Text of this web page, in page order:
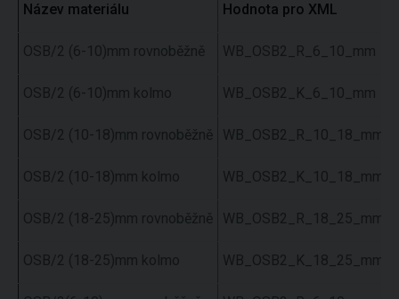
Název materiálu Hodnota pro XML
OSB/2 (6-10)mm rovnoběžně WB_OSB2_R_6_10_mm
OSB/2 (6-10)mm kolmo WB_OSB2_K_6_10_mm
OSB/2 (10-18)mm rovnoběžně WB_OSB2_R_10_18_mm
OSB/2 (10-18)mm kolmo WB_OSB2_K_10_18_mm
OSB/2 (18-25)mm rovnoběžně WB_OSB2_R_18_25_mm
OSB/2 (18-25)mm kolmo WB_OSB2_K_18_25_mm